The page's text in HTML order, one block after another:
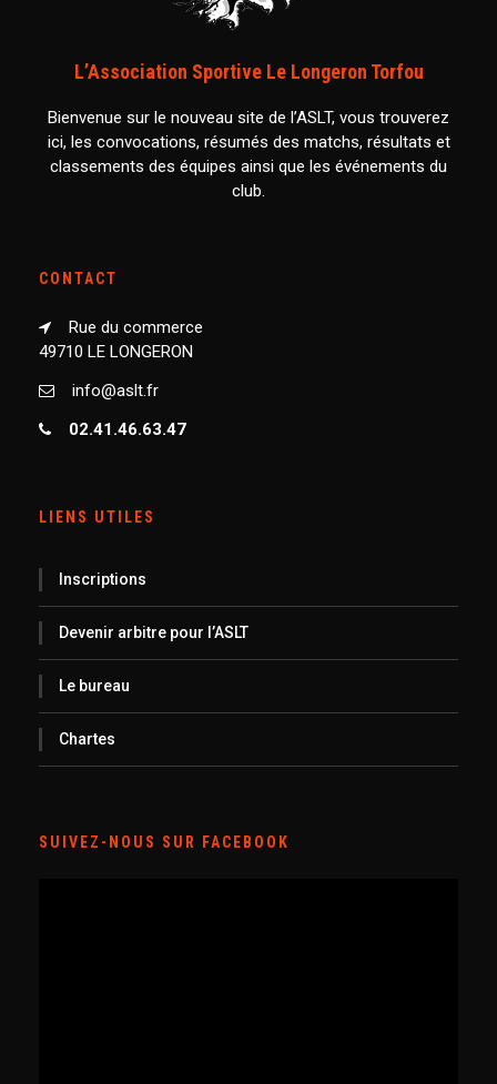
L’Association Sportive Le Longeron Torfou
Bienvenue sur le nouveau site de l’ASLT, vous trouverez
ici, les convocations, résumés des matchs, résultats et
classements des équipes ainsi que les événements du
club.
CONTACT
Rue du commerce
49710 LE LONGERON
info@aslt.fr
02.41.46.63.47
LIENS UTILES
Inscriptions
Devenir arbitre pour l’ASLT
Le bureau
Chartes
SUIVEZ-NOUS SUR FACEBOOK